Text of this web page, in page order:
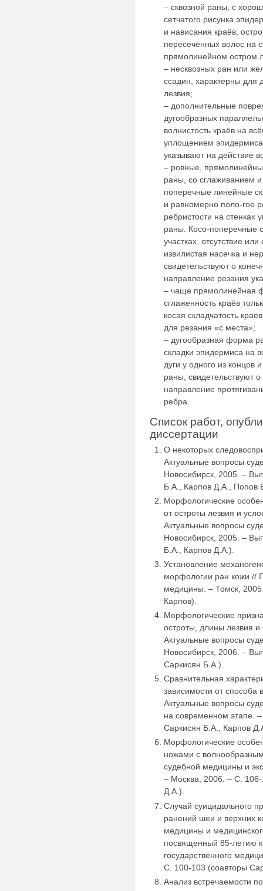
– сквозной раны, с
сетчатого рисунка
и нависания краёв,
пересечённых волос на
прямолинейном остром
– несквозных ран или
ссадин, характерны для
лезвия;
– дополнительные
дугообразных
волнистость краёв на
уплощением
указывают на действие
– ровные,
раны, со сглаживанием
поперечные линейные
и равномерно поло-гое
ребристости на стенках
раны. Косо-поперечные
участках, отсутствие
извилистая насечка и
свидетельствуют о
направление резания
– чаще прямолинейная
сглаженность краёв
косая складчатость
для резания «с места»;
– дугообразная форма
складки эпидермиса на
дуги у одного из концов
раны, свидетельствуют
направление
ребра.
Список работ,
диссертации
О некоторых
Актуальные вопросы
Новосибирск, 2005. –
Б.А., Карпов Д.А., Попов
Морфологические
от остроты лезвия и
Актуальные вопросы
Новосибирск, 2005. –
Б.А., Карпов Д.А.).
Установление
морфологии ран кожи //
медицины. – Томск,
Карпов).
Морфологические
остроты, длины лезвия и
Актуальные вопросы
Новосибирск, 2006. –
Саркисян Б.А.).
Сравнительная
зависимости от способа
Актуальные вопросы
на современном этапе.
Саркисян Б.А., Карпов
Морфологические
ножами с
судебной медицины и
– Москва, 2006. – С.
Д.А.).
Случай суицидального
ранений шеи и верхних
медицины и
посвященный 85-летию
государственного
С. 100-103 (соавторы
Анализ встречаемости